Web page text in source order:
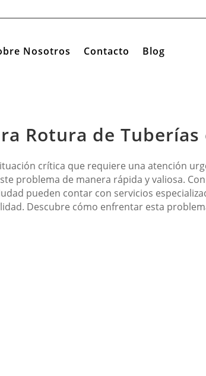
Nosotros Contacto Blog
Rotura de Tuberías
crítica que requiere una atención
problema de manera rápida y valiosa.
pueden contar con servicios
Descubre cómo enfrentar esta